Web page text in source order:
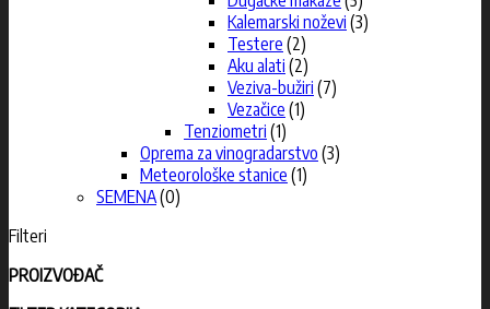
Kalemarski noževi (3)
Testere (2)
Aku alati (2)
Veziva-bužiri (7)
Vezačice (1)
Tenziometri (1)
Oprema za vinogradarstvo (3)
Meteorološke stanice (1)
SEMENA(0)
Filteri
PROIZVOĐAČ